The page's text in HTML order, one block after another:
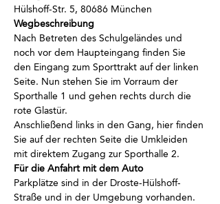
Hülshoff-Str. 5, 80686 München
Wegbeschreibung
Nach Betreten des Schulgeländes und
noch vor dem Haupteingang finden Sie
den Eingang zum Sporttrakt auf der linken
Seite. Nun stehen Sie im Vorraum der
Sporthalle 1 und gehen rechts durch die
rote Glastür.
Anschließend links in den Gang, hier finden
Sie auf der rechten Seite die Umkleiden
mit direktem Zugang zur Sporthalle 2.
Für die Anfahrt mit dem Auto
Parkplätze sind in der Droste-Hülshoff-
Straße und in der Umgebung vorhanden.